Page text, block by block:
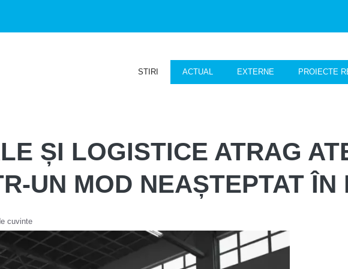
STIRI ACTUAL EXTERNE PROIECTE
ȘI LOGISTICE ATRAG
UN MOD NEAȘTEPTAT ÎN
cuvinte